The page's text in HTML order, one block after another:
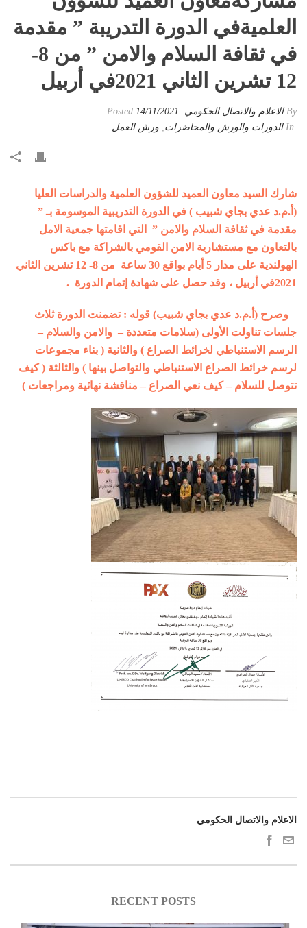
العلميةفي الدورة التدريبة ” مقدمة
في ثقافة السلام والامن ” من 8-
12 تشرين الثاني 2021في أربيل
By الاعلام والاتصال الحكومي
14/11/2021
الدورات والورش والمحاضرات ورش العمل
شارك السيد معاون العميد للشؤون العلمية والدراسات العليا
(أ.م.د عدي بجاي شبيب ) في الدورة التدريبية الموسومة بـ ”
مقدمة في ثقافة السلام والامن ” التي اقامتها جمعية الامل
بالتعاون مع مستشارية الامن القومي بالشراكة مع باكس
الهولندية على مدار 5 أيام بواقع 30 ساعة من 8- 12 تشرين الثاني
2021في أربيل ، وقد حصل على شهادة إتمام الدورة .
وصرح (أ.م.د عدي بجاي شبيب) قوله : تضمنت الدورة ثلاث
جلسات تناولت الأولى (سلامات متعددة – والامن والسلام –
الرسم الاستنباطي لخرائط الصراع ) والثانية ( بناء مجموعات
لرسم خرائط الصراع الاستنباطي والتواصل بينها ) والثالثة ( كيف
تتوصل للسلام – كيف نعي الصراع – مناقشة نهائية ومراجعات )
الاعلام والاتصال الحكومي
RECENT POSTS